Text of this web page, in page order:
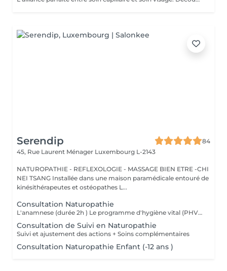
Serendip
84
45, Rue Laurent Ménager Luxembourg L-2143
NATUROPATHIE - REFLEXOLOGIE - MASSAGE BIEN ETRE -CHI
NEI TSANG Installée dans une maison paramédicale entouré de
kinésithérapeutes et ostéopathes L...
Consultation Naturopathie
L'anamnese (durée 2h ) Le programme d'hygiène vital (PHV) Je vous remettrai un programme d'hygiène vital, par mail, sous quelques jours , Il est constitué de conseils naturopathiques personnalisés et dédiés pour une prise en charge globale des différents plans de la santé (alimentation, activités physiques, gestion psycho-émotionnel) et pourra être complété selon le cas par des complémentations nutritionnelles. Nous ferons un point par téléphone afin de vous donner plus amples explications sur ces conseils.
Consultation de Suivi en Naturopathie
Suivi et ajustement des actions + Soins complémentaires
Consultation Naturopathie Enfant (-12 ans )